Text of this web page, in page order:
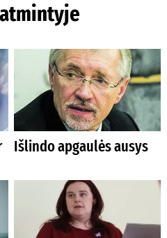
Išlindo apgaulės ausys